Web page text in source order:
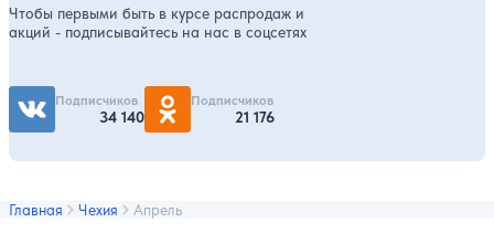
Чтобы первыми быть в курсе распродаж и
акций - подписывайтесь на нас в соцсетях
Подписчиков
34 140
Подписчиков
21 176
Главная Чехия Апрель